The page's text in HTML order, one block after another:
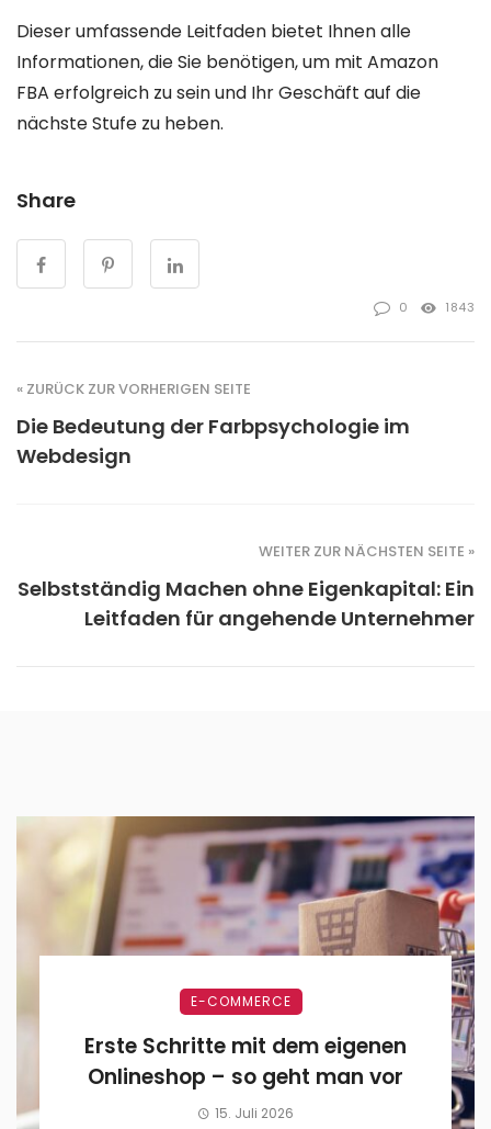
Dieser umfassende Leitfaden bietet Ihnen alle
Informationen, die Sie benötigen, um mit Amazon
FBA erfolgreich zu sein und Ihr Geschäft auf die
nächste Stufe zu heben.
Share
0 1843
« ZURÜCK ZUR VORHERIGEN SEITE
Die Bedeutung der Farbpsychologie im
Webdesign
WEITER ZUR NÄCHSTEN SEITE »
Selbstständig Machen ohne Eigenkapital: Ein
Leitfaden für angehende Unternehmer
E-COMMERCE
Erste Schritte mit dem eigenen
Onlineshop – so geht man vor
15. Juli 2026